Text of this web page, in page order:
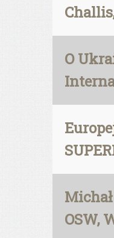
O
OSW,